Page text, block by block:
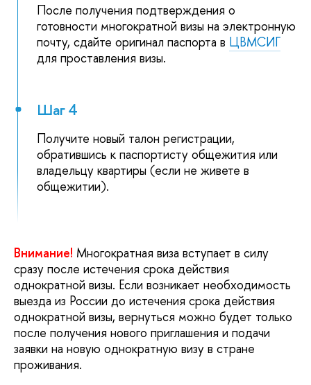
После получения подтверждения о
готовности многократной визы на электронную
почту, сдайте оригинал паспорта в ЦВМСИГ
для проставления визы.
Шаг 4
Получите новый талон регистрации,
обратившись к паспортисту общежития или
владельцу квартиры (если не живете в
общежитии).
Внимание! Многократная виза вступает в силу
сразу после истечения срока действия
однократной визы. Если возникает необходимость
выезда из России до истечения срока действия
однократной визы, вернуться можно будет только
после получения нового приглашения и подачи
заявки на новую однократную визу в стране
проживания.